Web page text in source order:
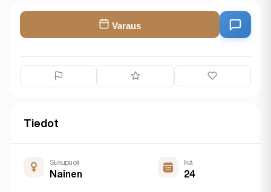
Varaus
Tiedot
Sukupuoli
Nainen
Ikä
24